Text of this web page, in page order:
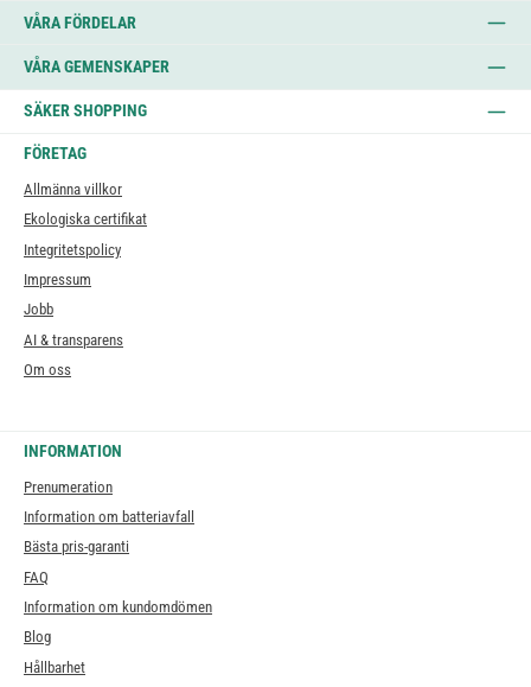
VÅRA FÖRDELAR
VÅRA GEMENSKAPER
SÄKER SHOPPING
FÖRETAG
Allmänna villkor
Ekologiska certifikat
Integritetspolicy
Impressum
Jobb
AI & transparens
Om oss
INFORMATION
Prenumeration
Information om batteriavfall
Bästa pris-garanti
FAQ
Information om kundomdömen
Blog
Hållbarhet